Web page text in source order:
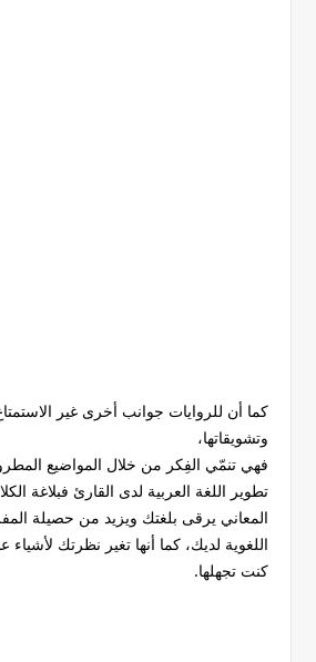
كما أن للروايات جوانب أخرى غير
وتشويقاتها،
فهي تنمّي الفِكر من خلال المواضيع
تطوير اللغة العربية لدى القارئ فبلاغة
المعاني يرقى بلغتك ويزيد من حصيلة
اللغوية لديك، كما أنها تغير نظرتك لأشياء
كنت تجهلها.